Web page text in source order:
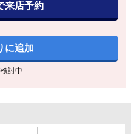
来店予約
に追加
討中